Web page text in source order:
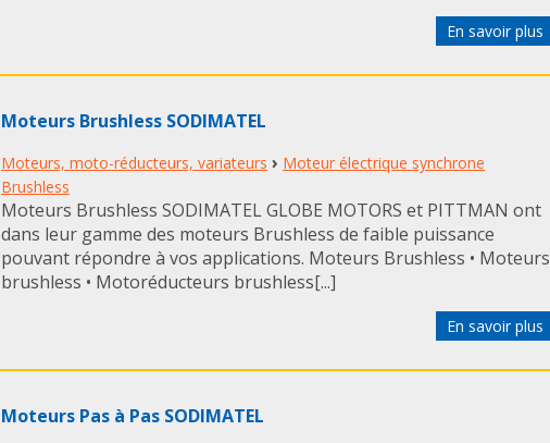
En savoir plus
Moteurs Brushless SODIMATEL
Moteurs, moto-réducteurs, variateurs › Moteur électrique synchrone
Brushless
Moteurs Brushless SODIMATEL GLOBE MOTORS et PITTMAN ont
dans leur gamme des moteurs Brushless de faible puissance
pouvant répondre à vos applications. Moteurs Brushless • Moteurs
brushless • Motoréducteurs brushless[...]
En savoir plus
Moteurs Pas à Pas SODIMATEL